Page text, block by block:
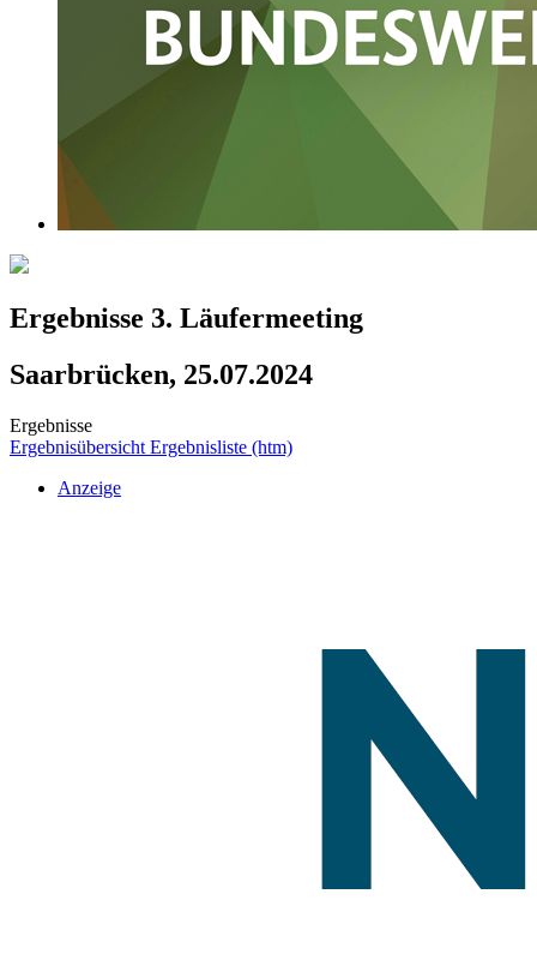
Ergebnisse 3. Läufermeeting
Saarbrücken, 25.07.2024
Ergebnisse
Ergebnisübersicht Ergebnisliste (htm)
Anzeige